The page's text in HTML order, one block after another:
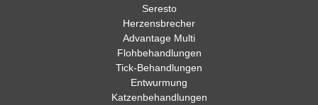
Seresto
Herzensbrecher
Advantage Multi
Flohbehandlungen
Tick-Behandlungen
Entwurmung
Katzenbehandlungen